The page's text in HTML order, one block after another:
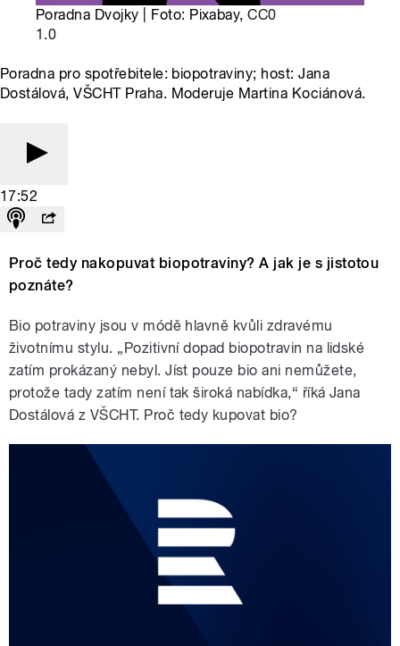
Poradna Dvojky | Foto: Pixabay,CC0
1.0
Poradna pro spotřebitele: biopotraviny; host: Jana
Dostálová, VŠCHT Praha. Moderuje Martina Kociánová.
17:52
Proč tedy nakopuvat biopotraviny? A jak je s jistotou
poznáte?
Bio potraviny jsou v módě hlavně kvůli zdravému
životnímu stylu. „Pozitivní dopad biopotravin na lidské
zatím prokázaný nebyl. Jíst pouze bio ani nemůžete,
protože tady zatím není tak široká nabídka,“ říká Jana
Dostálová z VŠCHT. Proč tedy kupovat bio?